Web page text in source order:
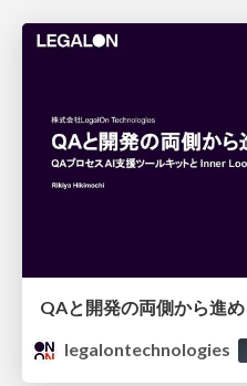
legalontechnologies